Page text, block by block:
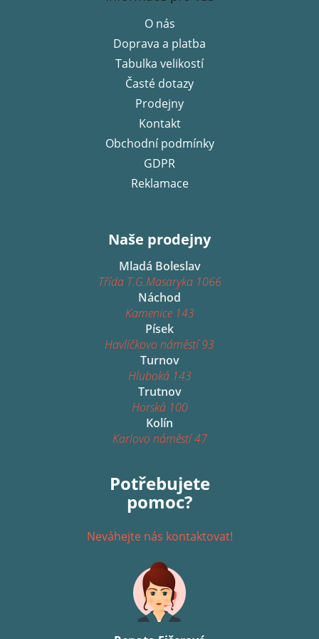
O nás
Doprava a platba
Tabulka velikostí
Časté dotazy
Prodejny
Kontakt
Obchodní podmínky
GDPR
Reklamace
Naše prodejny
Mladá Boleslav
Třída T.G.Masaryka 1066
Náchod
Kamenice 143
Písek
Havlíčkovo náměstí 93
Turnov
Hluboká 143
Trutnov
Horská 100
Kolín
Karlovo náměstí 47
Potřebujete
pomoc?
Neváhejte nás kontaktovat!